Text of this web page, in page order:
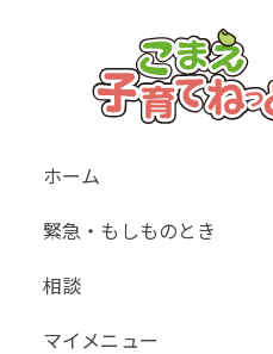
グ
ー
ル
ナ
ホーム
緊急・もしものとき
相談
マイメニュー